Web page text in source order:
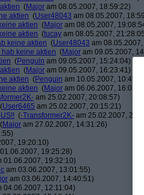
(Major am 08.05.2007, 18:59:22)
aktien (User48043 am 08.05.2007,
aktien (Major am 08.05.2007,
aktien (tucay am 08.05.2007,
keine aktien (User48043 am
hab keine aktien (Major am 09.05.2007,
(Penguin am 09.05.2007, 15:24:04)
(Major am 09.05.2007, 16:23:41)
aktien (Penguin am 10.05.2007,
aktien (Major am 06.06.2007,
am 25.02.2007, 20:08:57)
(User6465 am 25.02.2007, 20:15:21)
(-Transformer2K- am 25.02.2007,
(Major am 27.02.2007, 14:31:26)
19:20:10)
19:25:28)
01.06.2007, 19:32:10)
am 03.06.2007, 13:01:55)
am 03.06.2007, 14:40:51)
04.06.2007, 12:11:04)